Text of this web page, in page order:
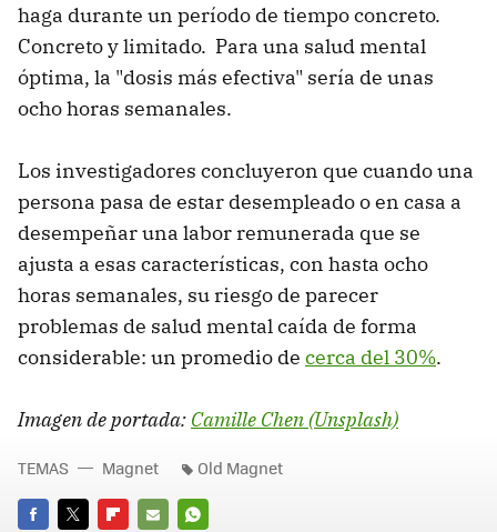
haga durante un período de tiempo concreto.
Concreto y limitado. Para una salud mental
óptima, la "dosis más efectiva" sería de unas
ocho horas semanales.
Los investigadores concluyeron que cuando una
persona pasa de estar desempleado o en casa a
desempeñar una labor remunerada que se
ajusta a esas características, con hasta ocho
horas semanales, su riesgo de parecer
problemas de salud mental caída de forma
considerable: un promedio de cerca del 30%.
Imagen de portada: Camille Chen (Unsplash)
TEMAS Magnet Old Magnet